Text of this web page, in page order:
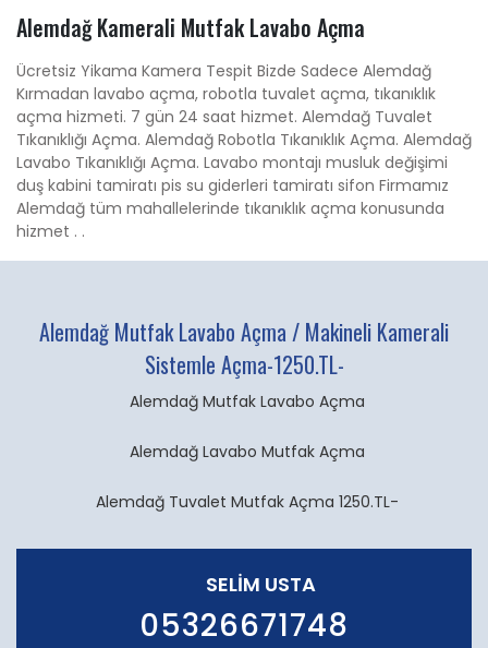
Alemdağ Kamerali Mutfak Lavabo Açma
Ücretsiz Yikama Kamera Tespit Bizde Sadece Alemdağ
Kırmadan lavabo açma, robotla tuvalet açma, tıkanıklık
açma hizmeti. 7 gün 24 saat hizmet. Alemdağ Tuvalet
Tıkanıklığı Açma. Alemdağ Robotla Tıkanıklık Açma. Alemdağ
Lavabo Tıkanıklığı Açma. Lavabo montajı musluk değişimi
duş kabini tamiratı pis su giderleri tamiratı sifon Firmamız
Alemdağ tüm mahallelerinde tıkanıklık açma konusunda
hizmet . .
Alemdağ Mutfak Lavabo Açma / Makineli Kamerali
Sistemle Açma-1250.TL-
Alemdağ Mutfak Lavabo Açma
Alemdağ Lavabo Mutfak Açma
Alemdağ Tuvalet Mutfak Açma 1250.TL-
SELİM USTA
05326671748